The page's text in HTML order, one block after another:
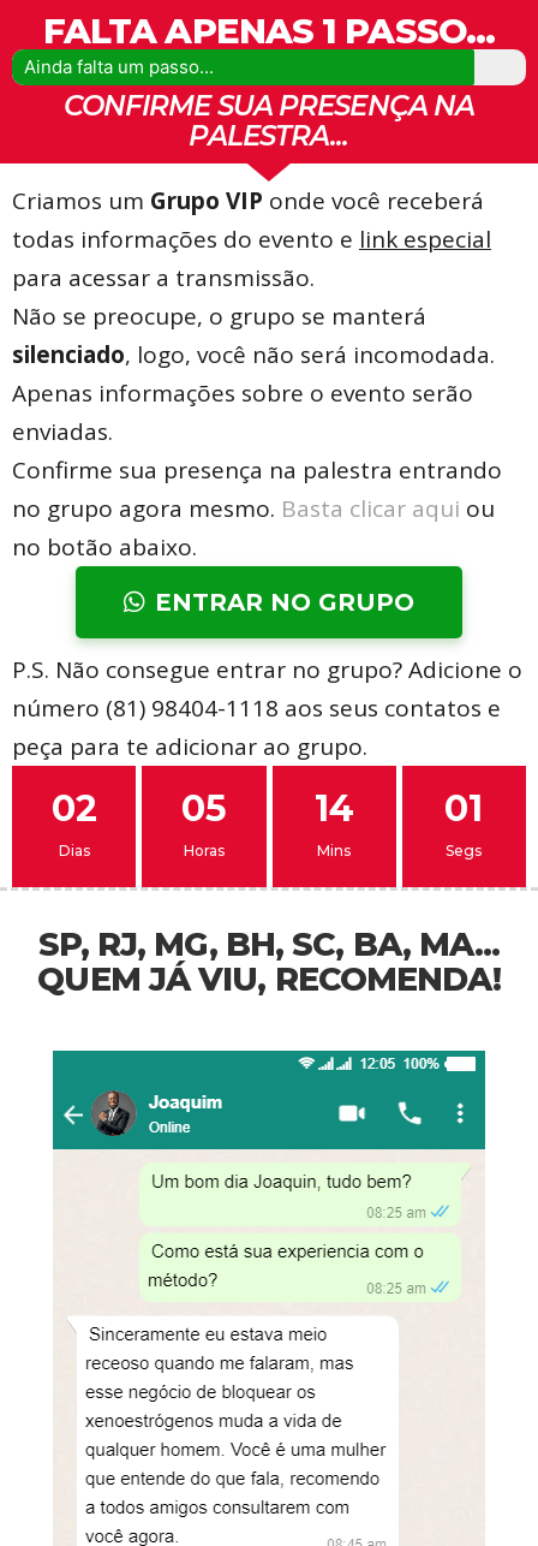
FALTA APENAS 1 PASSO...
Ainda falta um passo...
CONFIRME SUA PRESENÇA NA
PALESTRA...
Criamos um Grupo VIP onde você receberá
todas informações do evento e link especial
para acessar a transmissão.
Não se preocupe, o grupo se manterá
silenciado, logo, você não será incomodada.
Apenas informações sobre o evento serão
enviadas.
Confirme sua presença na palestra entrando
no grupo agora mesmo. Basta clicar aqui ou
no botão abaixo.
ENTRAR NO GRUPO
P.S. Não consegue entrar no grupo? Adicione o
número (81) 98404-1118 aos seus contatos e
peça para te adicionar ao grupo.
02
Dias
05
Horas
14
Mins
00
Segs
SP, RJ, MG, BH, SC, BA, MA...
QUEM JÁ VIU, RECOMENDA!